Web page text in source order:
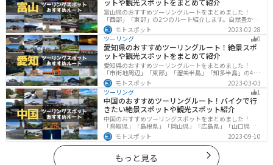
ットや観光スポットをまとめて紹介
富山県のおすすめツーリングルートをまとめました！
「西部」「東部」の2つのルート紹介します。自然豊かな
山と海、温泉が充実しており、美術館などもあるので、
自然を満喫するツーリングができます。バイクで富山県
にツーリングに行く際は参考にしてください。
モトスポット
2023-02-28
ツーリング
0
愛知県のおすすめツーリングルート！絶景スポ
ットや観光スポットをまとめて紹介
愛知県のおすすめツーリングルートをまとめました！
「市街地周辺」「東部」「渥美半島」「知多半島」の4つ
のルート紹介します。名古屋周辺の栄えたスポットから
山、海、美術館なども多数あり、自然・歴史・文化を満
喫するツーリングができます。バイクで愛知県にツーリ
ングに行く際は参考にしてください。
モトスポット
2023-03-03
ツーリング
1
中国のおすすめツーリングルート！バイクで行
きたい絶景スポットや観光スポット紹介
中国のおすすめツーリングスポットをまとめました！
「鳥取県」「島根県」「岡山県」「広島県」「山口県」
の各県の観光地紹介します。自然豊かな山々や湖、温泉
地が点在し、四季折々の景色を楽しめるスポットが多数
あります。バイクで中国にツーリングに行く際は参考に
してください。
モトスポット 2023-09-10
もっと見る